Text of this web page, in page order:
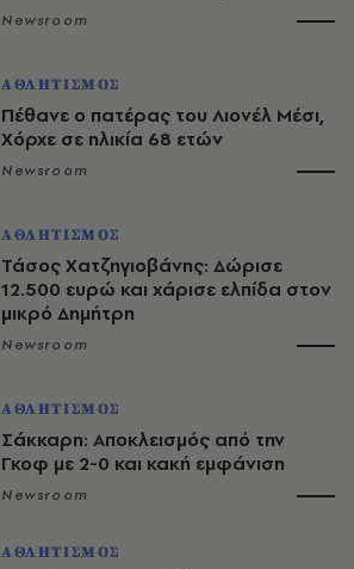
Newsroom
ΑΘΛΗΤΙΣΜΟΣ
Πέθανε ο πατέρας του Λιονέλ Μέσι,
Χόρχε σε ηλικία 68 ετών
Newsroom
ΑΘΛΗΤΙΣΜΟΣ
Τάσος Χατζηγιοβάνης: Δώρισε
12.500 ευρώ και χάρισε ελπίδα στον
μικρό Δημήτρη
Newsroom
ΑΘΛΗΤΙΣΜΟΣ
Σάκκαρη: Αποκλεισμός από την
Γκοφ με 2-0 και κακή εμφάνιση
Newsroom
ΑΘΛΗΤΙΣΜΟΣ